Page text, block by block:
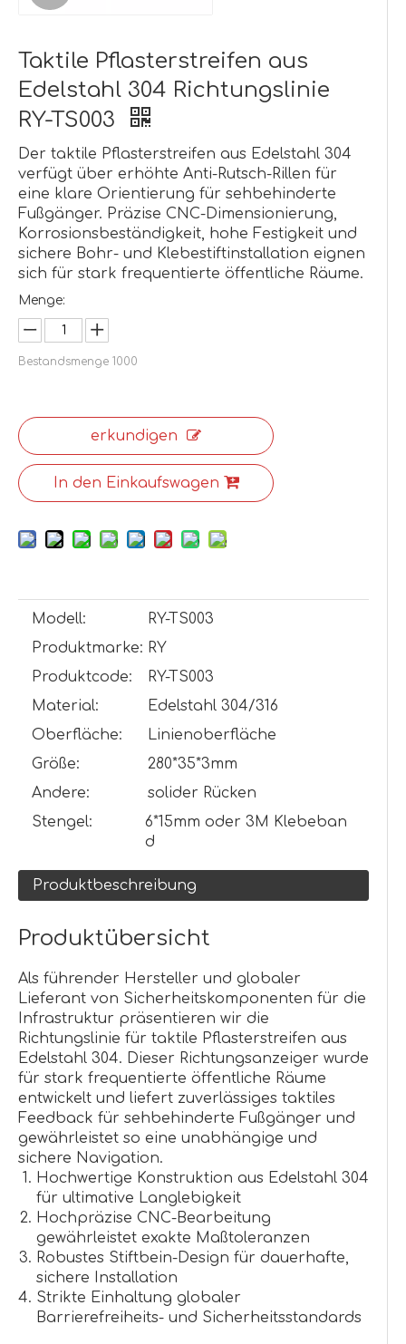
Taktile Pflasterstreifen aus
Edelstahl 304 Richtungslinie
RY-TS003
Der taktile Pflasterstreifen aus Edelstahl 304
verfügt über erhöhte Anti-Rutsch-Rillen für
eine klare Orientierung für sehbehinderte
Fußgänger. Präzise CNC-Dimensionierung,
Korrosionsbeständigkeit, hohe Festigkeit und
sichere Bohr- und Klebestiftinstallation eignen
sich für stark frequentierte öffentliche Räume.
Menge:
Bestandsmenge 1000
erkundigen
In den Einkaufswagen
Modell:
RY-TS003
Produktmarke: RY
Produktcode:
RY-TS003
Material:
Edelstahl 304/316
Oberfläche:
Linienoberfläche
Größe:
280*35*3mm
Andere:
solider Rücken
Stengel:
6*15mm oder 3M Klebeban
d
Produktbeschreibung
Produktübersicht
Als führender Hersteller und globaler
Lieferant von Sicherheitskomponenten für die
Infrastruktur präsentieren wir die
Richtungslinie für taktile Pflasterstreifen aus
Edelstahl 304. Dieser Richtungsanzeiger wurde
für stark frequentierte öffentliche Räume
entwickelt und liefert zuverlässiges taktiles
Feedback für sehbehinderte Fußgänger und
gewährleistet so eine unabhängige und
sichere Navigation.
Hochwertige Konstruktion aus Edelstahl 304
für ultimative Langlebigkeit
Hochpräzise CNC-Bearbeitung
gewährleistet exakte Maßtoleranzen
Robustes Stiftbein-Design für dauerhafte,
sichere Installation
Strikte Einhaltung globaler
Barrierefreiheits- und Sicherheitsstandards